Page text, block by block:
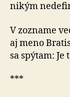
nikým
V zozname
aj meno
sa spýtam: Je
***